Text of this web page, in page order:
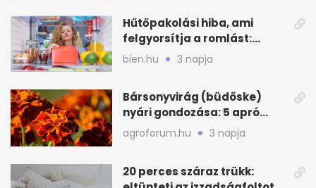
Hűtőpakolási hiba, ami
felgyorsítja a romlást:
zónákra figyelj
bien.hu 3 napja
Bársonyvirág (büdöske)
nyári gondozása: 5 apró
lépés a dús virágzásért
agroforum.hu 3 napja
20 perces száraz trükk: